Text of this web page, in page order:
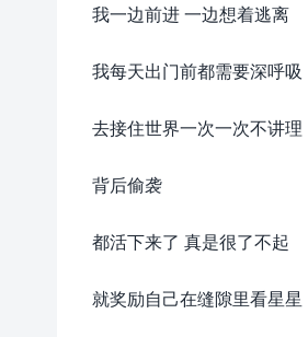
我一边前进 一边想着逃离
我每天出门前都需要深呼吸
去接住世界一次一次不讲理
背后偷袭
都活下来了 真是很了不起
就奖励自己在缝隙里看星星